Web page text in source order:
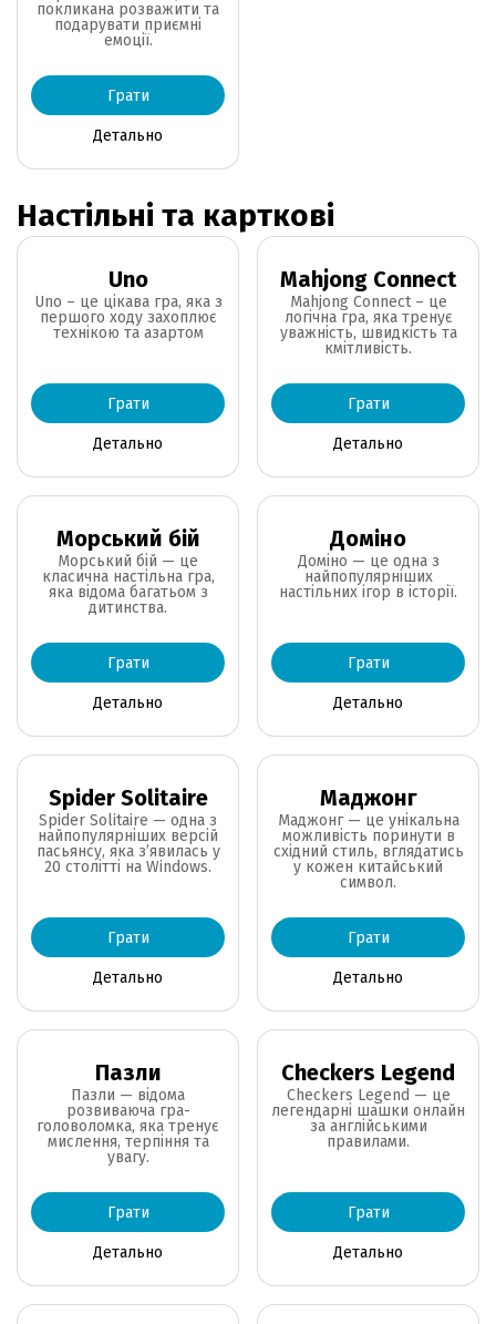
покликана розважити та
подарувати приємні
емоції.
Детально
Грати
Настільні та карткові
Uno
Uno – це цікава гра, яка з
першого ходу захоплює
технікою та азартом
Детально
Грати
Mahjong Connect
Mahjong Connect – це
логічна гра, яка тренує
уважність, швидкість та
кмітливість.
Детально
Грати
Морський бій
Морський бій — це
класична настільна гра,
яка відома багатьом з
дитинства.
Детально
Грати
Доміно
Доміно — це одна з
найпопулярніших
настільних ігор в історії.
Детально
Грати
Spider Solitaire
Spider Solitaire — одна з
найпопулярніших версій
пасьянсу, яка з’явилась у
20 столітті на Windows.
Детально
Грати
Маджонг
Маджонг — це унікальна
можливість поринути в
східний стиль, вглядатись
у кожен китайський
символ.
Детально
Грати
Пазли
Пазли — відома
розвиваюча гра-
головоломка, яка тренує
мислення, терпіння та
увагу.
Детально
Грати
Checkers Legend
Checkers Legend — це
легендарні шашки онлайн
за англійськими
правилами.
Детально
Грати